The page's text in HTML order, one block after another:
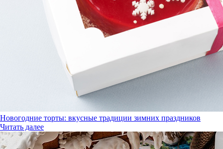
Новогодние торты: вкусные традиции зимних праздников
Читать далее